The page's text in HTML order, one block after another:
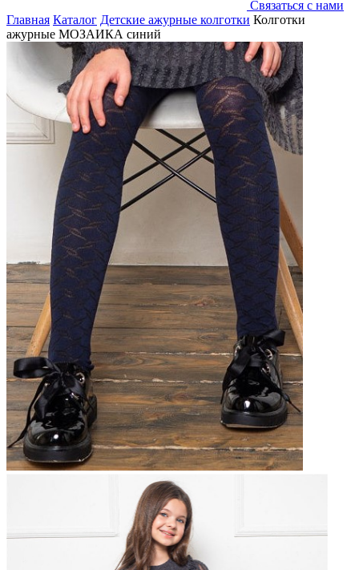
Связаться с нами
Главная Каталог Детские ажурные колготки Колготки
ажурные МОЗАИКА синий